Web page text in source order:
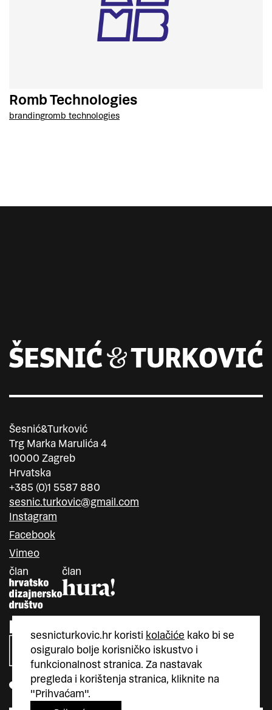
Romb Technologies
brandingromb technologies
sesnicturkovic.hr koristi kolačiće kako bi se
osiguralo bolje korisničko iskustvo i
funkcionalnost stranica. Za nastavak
pregleda i korištenja stranica, kliknite na
"Prihvaćam".
Šesnić&Turković
Trg Marka Marulića 4
10000 Zagreb
Hrvatska
+385 (0)1 5587 880
sesnic.turkovic@gmail.com
Instagram
Facebook
Vimeo
član
član